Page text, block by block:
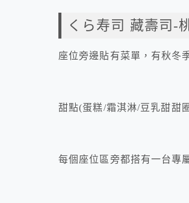
くら寿司 藏壽司-
座位旁邊貼有菜單，有秋冬
甜點(蛋糕/霜淇淋/豆乳甜甜
每個座位區旁都搭有一台專